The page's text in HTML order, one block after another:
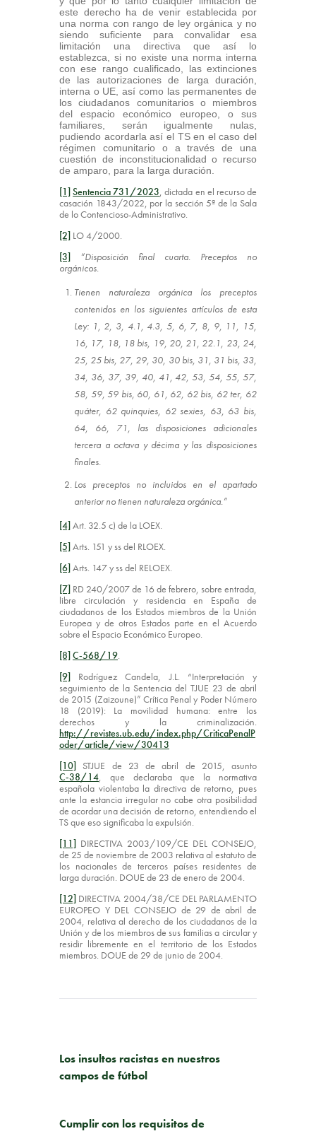
este derecho ha de venir establecida por
una norma con rango de ley orgánica y no
siendo suficiente para convalidar esa
limitación una directiva que así lo
establezca, si no existe una norma interna
con ese rango cualificado, las extinciones
de las autorizaciones de larga duración,
interna o UE, así como las permanentes de
los ciudadanos comunitarios o miembros
del espacio económico europeo, o sus
familiares, serán igualmente nulas,
pudiendo acordarla así el TS en el caso del
régimen comunitario o a través de una
cuestión de inconstitucionalidad o recurso
de amparo, para la larga duración.
[1]Sentencia 731/2023, dictada en el recurso de
casación 1843/2022, por la sección 5ª de la Sala
de lo Contencioso-Administrativo.
[2] LO 4/2000.
[3]
“Disposición final cuarta. Preceptos no
orgánicos.
Tienen naturaleza orgánica los preceptos
contenidos en los siguientes artículos de esta
Ley: 1, 2, 3, 4.1, 4.3, 5, 6, 7, 8, 9, 11, 15,
16, 17, 18, 18 bis, 19, 20, 21, 22.1, 23, 24,
25, 25 bis, 27, 29, 30, 30 bis, 31, 31 bis, 33,
34, 36, 37, 39, 40, 41, 42, 53, 54, 55, 57,
58, 59, 59 bis, 60, 61, 62, 62 bis, 62 ter, 62
quáter, 62 quinquies, 62 sexies, 63, 63 bis,
64, 66, 71, las disposiciones adicionales
tercera a octava y décima y las disposiciones
finales.
Los preceptos no incluidos en el apartado
anterior no tienen naturaleza orgánica.”
[4]Art. 32.5 c) de la LOEX.
[5]Arts. 151 y ss del RLOEX.
[6]Arts. 147 y ss del RELOEX.
[7] RD 240/2007 de 16 de febrero, sobre entrada,
libre circulación y residencia en España de
ciudadanos de los Estados miembros de la Unión
Europea y de otros Estados parte en el Acuerdo
sobre el Espacio Económico Europeo.
[8]C‑568/19.
[9] Rodríguez Candela, J.L. “Interpretación y
seguimiento de la Sentencia del TJUE 23 de abril
de 2015 (Zaizoune)” Crítica Penal y Poder Número
18 (2019): La movilidad humana: entre los
derechos y la criminalización.
http://revistes.ub.edu/index.php/CriticaPenalP
oder/article/view/30413
[10] STJUE de 23 de abril de 2015, asunto
C‑38/14, que declaraba que la normativa
española violentaba la directiva de retorno, pues
ante la estancia irregular no cabe otra posibilidad
de acordar una decisión de retorno, entendiendo el
TS que eso significaba la expulsión.
[11] DIRECTIVA 2003/109/CE DEL CONSEJO,
de 25 de noviembre de 2003 relativa al estatuto de
los nacionales de terceros países residentes de
larga duración. DOUE de 23 de enero de 2004.
[12] DIRECTIVA 2004/38/CE DEL PARLAMENTO
EUROPEO Y DEL CONSEJO de 29 de abril de
2004, relativa al derecho de los ciudadanos de la
Unión y de los miembros de sus familias a circular y
residir libremente en el territorio de los Estados
miembros. DOUE de 29 de junio de 2004.
Los insultos racistas en nuestros
campos de fútbol
Cumplir con los requisitos de